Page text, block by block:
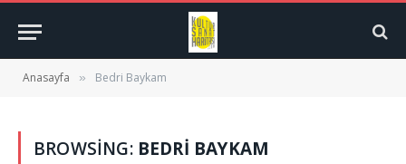
Anasayfa » Bedri Baykam
BROWSING: BEDRI BAYKAM